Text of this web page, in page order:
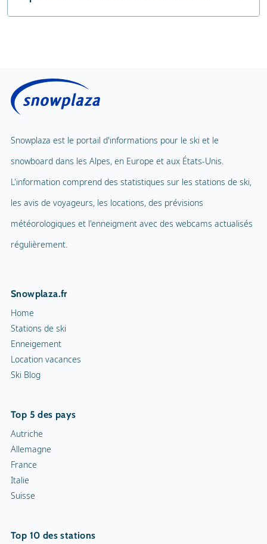
l'autoroute
Nombre d'heures de garde d'enfants 8 heures par jour
Carrousel pour enfants
Parc d'aventure
Terrain de jeux
Mascotte
Solarium public
Massage
Spa et bien-être
Piscine intérieure
Ballade en ballon
Tennis en salle
Sentiers de randonnée
Patinoire intérieure
Patinoire
Snowrafting
Traîneau à chiens
Motoneiges
Snowplaza est le portail d'informations pour le ski et le
snowboard dans les Alpes, en Europe et aux États-Unis.
L'information comprend des statistiques sur les stations de ski,
les avis de voyageurs, les locations, des prévisions
météorologiques et l'enneigment avec des webcams actualisés
régulièrement.
Snowplaza.fr
Home
Stations de ski
Enneigement
Location vacances
Ski Blog
Top 5 des pays
Autriche
Allemagne
France
Italie
Suisse
Top 10 des stations